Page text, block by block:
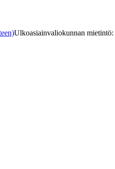
Ulkoasiainvaliokunnan mietintö: